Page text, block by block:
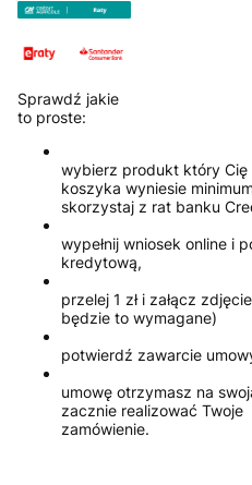
Sprawdź jakie
to proste:
wybierz produkt który
koszyka wyniesie
skorzystaj z rat banku
wypełnij wniosek online i
kredytową,
przelej 1 zł i załącz
będzie to wymagane)
potwierdź zawarcie
umowę otrzymasz na
zacznie realizować Twoje
zamówienie.